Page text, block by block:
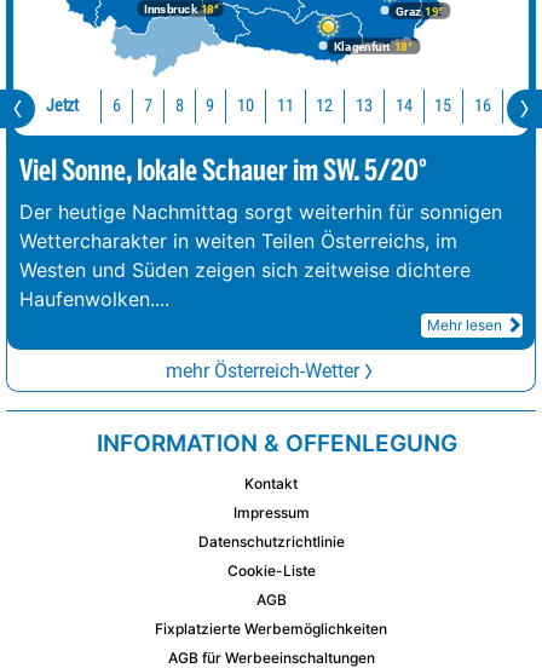
Graz19°
Innsbruck18°
Klagenfurt 18°
Jetzt 6 7 8 9 10 11 12 13 14 15 16 17
Viel Sonne, lokale Schauer im SW. 5/20°
Der heutige Nachmittag sorgt weiterhin für sonnigen
Wettercharakter in weiten Teilen Österreichs, im
Westen und Süden zeigen sich zeitweise dichtere
Haufenwolken....
Mehr lesen
mehr Österreich-Wetter
INFORMATION & OFFENLEGUNG
Kontakt
Impressum
Datenschutzrichtlinie
Cookie-Liste
AGB
Fixplatzierte Werbemöglichkeiten
AGB für Werbeeinschaltungen